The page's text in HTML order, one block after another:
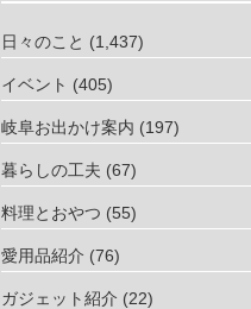
日々のこと (1,437)
イベント (405)
岐阜お出かけ案内 (197)
暮らしの工夫 (67)
料理とおやつ (55)
愛用品紹介 (76)
ガジェット紹介 (22)